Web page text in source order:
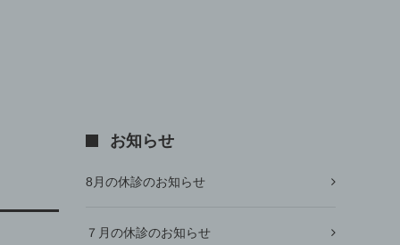
お知らせ
8月の休診のお知らせ
７月の休診のお知らせ